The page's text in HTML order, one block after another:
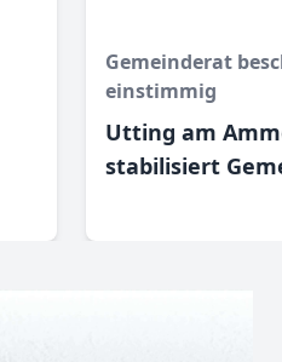
Gemeinderat
einstimmig
Utting am
stabilisiert